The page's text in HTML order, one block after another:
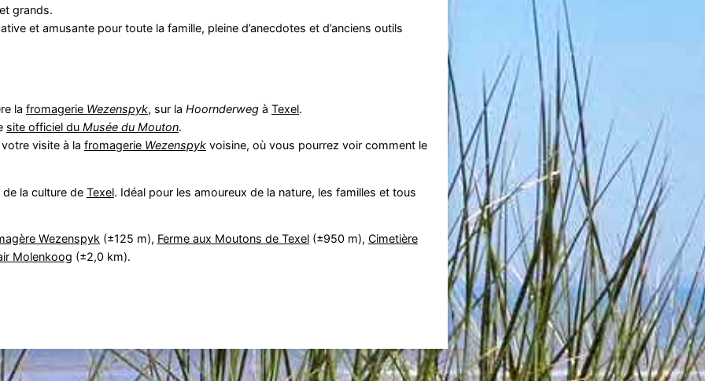
grands.
et amusante pour toute la famille, pleine d’anecdotes et d’anciens outils
la fromagerie Wezenspyk, sur la Hoornderwegà Texel.
site officiel du Musée du Mouton.
visite à la fromagerie Wezenspykvoisine, où vous pourrez voir comment le
la culture de Texel. Idéal pour les amoureux de la nature, les familles et tous
Wezenspyk (±125 m), Ferme aux Moutons de Texel(±950 m), Cimetière
Molenkoog (±2,0 km).